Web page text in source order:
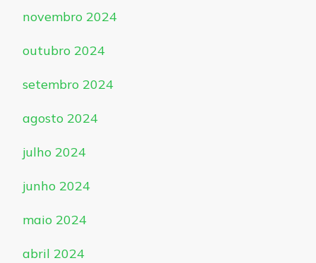
novembro 2024
outubro 2024
setembro 2024
agosto 2024
julho 2024
junho 2024
maio 2024
abril 2024